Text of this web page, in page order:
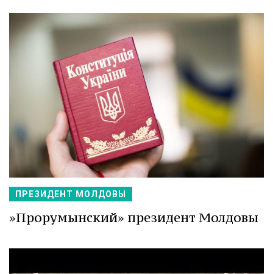
ПРЕЗИДЕНТ МОЛДОВЫ
»Прорумынский» президент Молдовы